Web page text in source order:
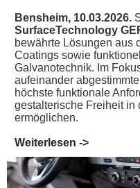
Bensheim, 10.03.2026.
SurfaceTechnology
bewährte Lösungen aus
Coatings sowie
Galvanotechnik. Im
aufeinander
höchste funktionale
gestalterische Freiheit in
ermöglichen.
Weiterlesen ->